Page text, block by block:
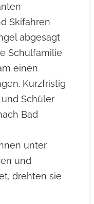
Skifahren
abgesagt
Schulfamilie
einen
Kurzfristig
Schüler
Bad
unter
und
drehten sie